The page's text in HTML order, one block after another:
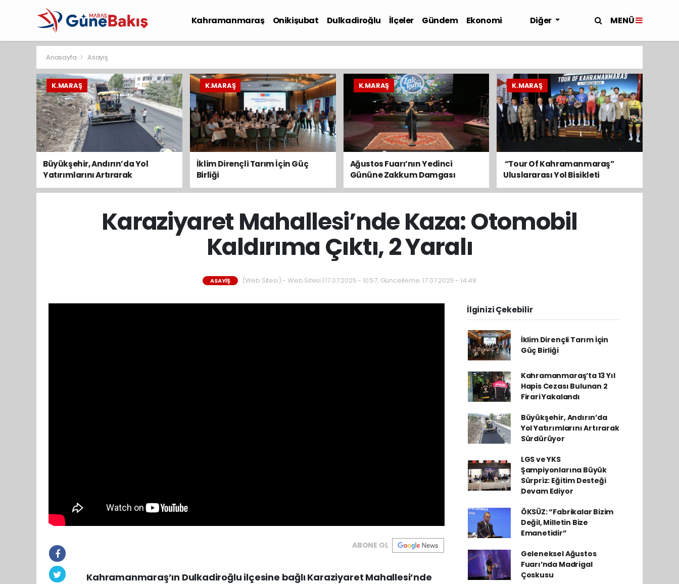
Kahramanmaraş Onikişubat Dulkadiroğlu İlçeler Gündem
Ekonomi
Diğer MENÜ
Anasayfa Asayiş
K.MARAŞ
Büyükşehir, Andırın’da Yol
Yatırımlarını Artırarak
Sürdürüyor
K.MARAŞ
İklim Dirençli Tarım İçin Güç
Birliği
K.MARAŞ
Ağustos Fuarı’nın Yedinci
Gününe Zakkum Damgası
K.MARAŞ
​ “Tour Of Kahramanmaraş”
Uluslararası Yol Bisikleti
Turnuvası Tamamlandı
Karaziyaret Mahallesi’nde Kaza: Otomobil
Kaldırıma Çıktı, 2 Yaralı
ASAYIŞ (Web Sitesi) - Web Sitesi | 17.07.2025 - 10:57, Güncelleme: 17.07.2025 - 14:48
ABONE OL
Kahramanmaraş’ın Dulkadiroğlu ilçesine bağlı Karaziyaret Mahallesi’nde
İlginizi Çekebilir
İklim Dirençli Tarım İçin
Güç Birliği
Kahramanmaraş’ta 13 Yıl
Hapis Cezası Bulunan 2
Firari Yakalandı
Büyükşehir, Andırın’da
Yol Yatırımlarını Artırarak
Sürdürüyor
LGS ve YKS
Şampiyonlarına Büyük
Sürpriz: Eğitim Desteği
Devam Ediyor
ÖKSÜZ: “Fabrikalar Bizim
Değil, Milletin Bize
Emanetidir”
Geleneksel Ağustos
Fuarı’nda Madrigal
Çoskusu